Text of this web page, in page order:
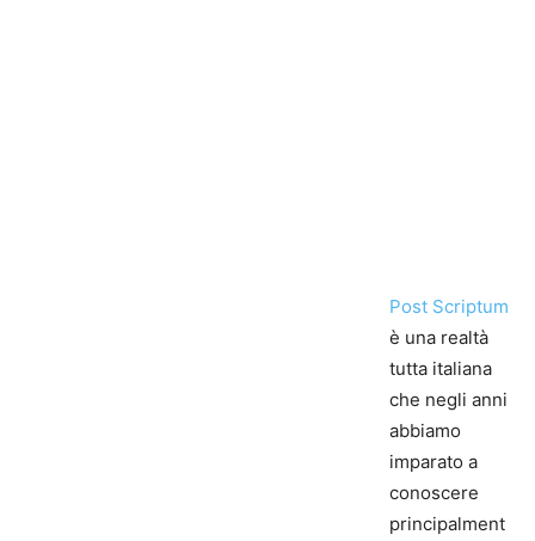
Post Scriptum
è una realtà
tutta italiana
che negli anni
abbiamo
imparato a
conoscere
principalment